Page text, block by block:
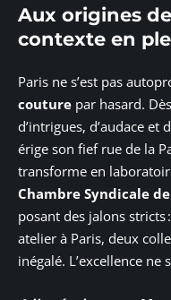
Aux origines
contexte en
Paris ne s’est pas
couture par hasard.
d’intrigues, d’audace et
érige son fief rue de la
transforme en
Chambre Syndicale
posant des jalons
atelier à Paris, deux
inégalé. L’excellence ne